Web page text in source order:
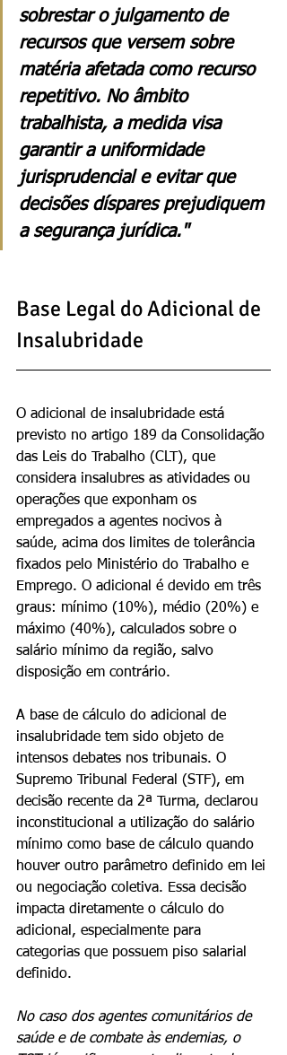
sobrestar o julgamento de
recursos que versem sobre
matéria afetada como recurso
repetitivo. No âmbito
trabalhista, a medida visa
garantir a uniformidade
jurisprudencial e evitar que
decisões díspares prejudiquem
a segurança jurídica."
Base Legal do Adicional de
Insalubridade
O adicional de insalubridade está
previsto no artigo 189 da Consolidação
das Leis do Trabalho (CLT), que
considera insalubres as atividades ou
operações que exponham os
empregados a agentes nocivos à
saúde, acima dos limites de tolerância
fixados pelo Ministério do Trabalho e
Emprego. O adicional é devido em três
graus: mínimo (10%), médio (20%) e
máximo (40%), calculados sobre o
salário mínimo da região, salvo
disposição em contrário.
A base de cálculo do adicional de
insalubridade tem sido objeto de
intensos debates nos tribunais. O
Supremo Tribunal Federal (STF), em
decisão recente da 2ª Turma, declarou
inconstitucional a utilização do salário
mínimo como base de cálculo quando
houver outro parâmetro definido em lei
ou negociação coletiva. Essa decisão
impacta diretamente o cálculo do
adicional, especialmente para
categorias que possuem piso salarial
definido.
No caso dos agentes comunitários de
saúde e de combate às endemias, o